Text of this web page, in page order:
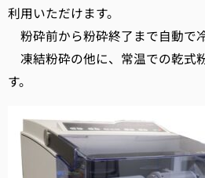
利用いただけます。
粉砕前から粉砕終了まで自動で
凍結粉砕の他に、常温での乾式
す。